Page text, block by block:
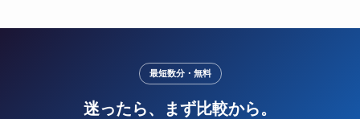
最短数分・無料
迷ったら、まず比較から。